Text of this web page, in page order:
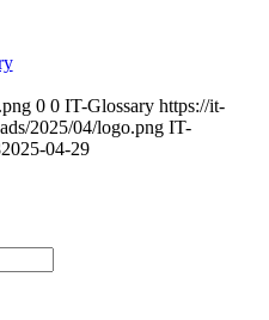
0 0 IT-Glossary https://it-
2025/04/logo.png IT-
2025-04-29